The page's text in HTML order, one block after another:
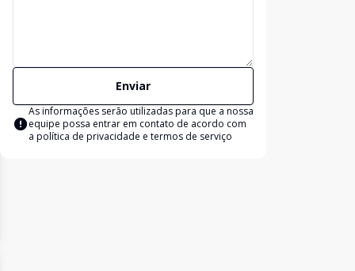
Enviar
As informações serão utilizadas para que a nossa
equipe possa entrar em contato de acordo com
a política de privacidade e termos de serviço